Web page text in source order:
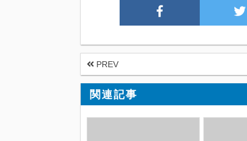
PREV
関連記事